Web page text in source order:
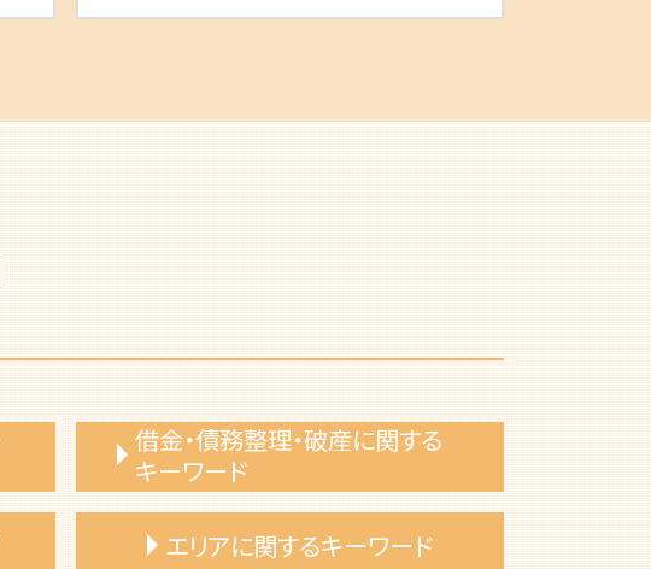
借金・債務整理・破産に関する
キーワード
自己破産 デメリット
エリアに関するキーワード